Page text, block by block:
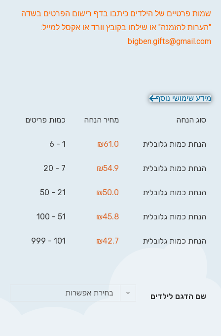
שמות פרטיים של הילדים כיתבו בדף רישום הפרטים בשדה
"הערות להזמנה" או שילחו בקובץ וורד או אקסל למייל:
bigben.gifts@gmail.com
מידע שימושי נוסף
סוג הנחה מחיר הנחה כמות פריטים
הנחת כמות גלובלית ₪61.0
1 - 6
הנחת כמות גלובלית ₪54.9
7 - 20
הנחת כמות גלובלית ₪50.0
21 - 50
הנחת כמות גלובלית ₪45.8
51 - 100
הנחת כמות גלובלית ₪42.7
101 - 999
שם הדגם לילדים בחירת אפשרות